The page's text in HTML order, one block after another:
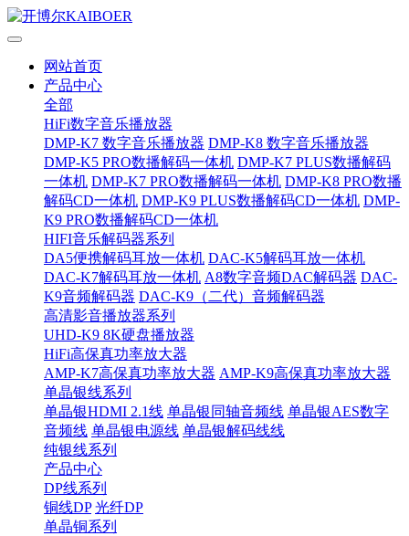
网站首页
产品中心
全部
HiFi数字音乐播放器
DMP-K7 数字音乐播放器 DMP-K8 数字音乐播放器
DMP-K5 PRO数播解码一体机 DMP-K7 PLUS数播解码
一体机 DMP-K7 PRO数播解码一体机 DMP-K8 PRO数播
解码CD一体机 DMP-K9 PLUS数播解码CD一体机 DMP-
K9 PRO数播解码CD一体机
HIFI音乐解码器系列
DA5便携解码耳放一体机 DAC-K5解码耳放一体机
DAC-K7解码耳放一体机 A8数字音频DAC解码器 DAC-
K9音频解码器 DAC-K9（二代）音频解码器
高清影音播放器系列
UHD-K9 8K硬盘播放器
HiFi高保真功率放大器
AMP-K7高保真功率放大器 AMP-K9高保真功率放大器
单晶银线系列
单晶银HDMI 2.1线 单晶银同轴音频线 单晶银AES数字
音频线 单晶银电源线 单晶银解码线线
纯银线系列
产品中心
DP线系列
铜线DP 光纤DP
单晶铜系列